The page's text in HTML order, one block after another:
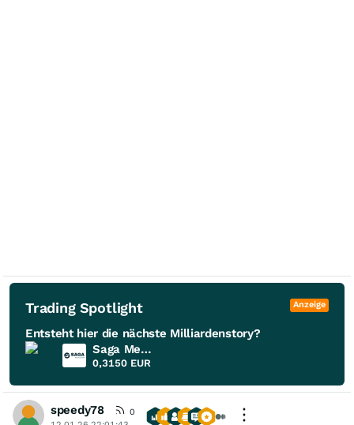
Trading Spotlight Anzeige
Entsteht hier die nächste Milliardenstory?
Saga Metals
0,3150 EUR
speedy78
0